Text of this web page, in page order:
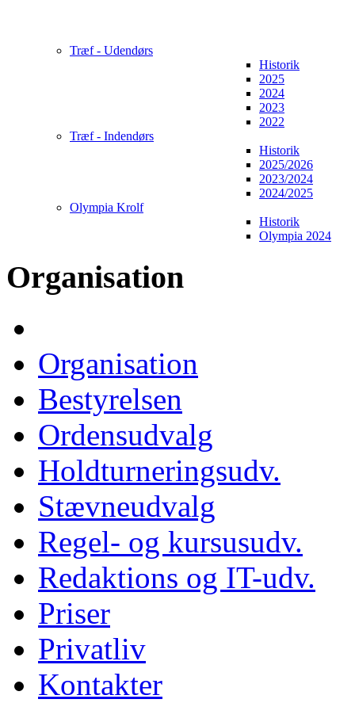
Træf - Udendørs
Historik
2025
2024
2023
2022
Træf - Indendørs
Historik
2025/2026
2023/2024
2024/2025
Olympia Krolf
Historik
Olympia 2024
Organisation
Organisation
Bestyrelsen
Ordensudvalg
Holdturneringsudv.
Stævneudvalg
Regel- og kursusudv.
Redaktions og IT-udv.
Priser
Privatliv
Kontakter